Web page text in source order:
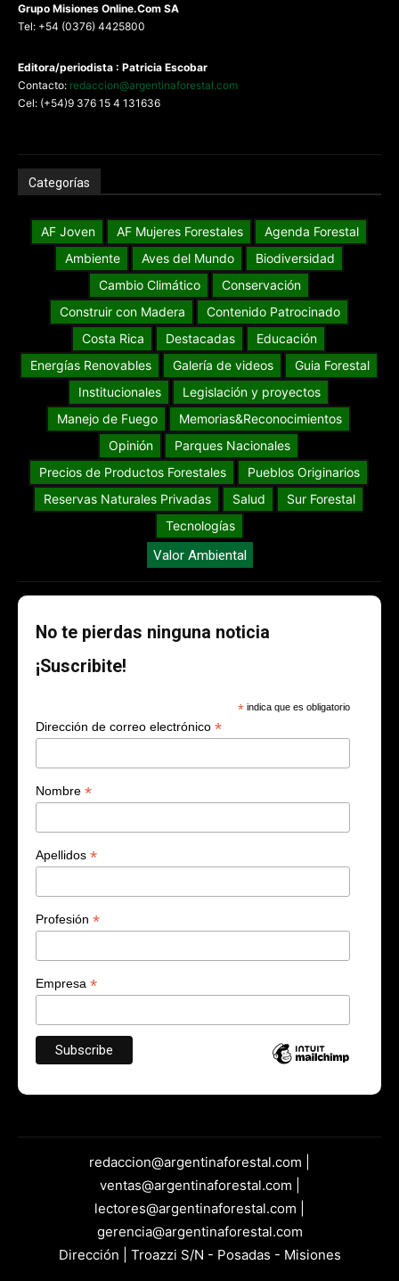
Grupo Misiones Online.Com SA
Tel: +54 (0376) 4425800
Editora/periodista : Patricia Escobar
Contacto: redaccion@argentinaforestal.com
Cel: (+54)9 376 15 4 131636
Categorías
AF Joven AF Mujeres Forestales
Agenda Forestal
Ambiente
Aves del Mundo
Biodiversidad
Cambio Climático
Conservación
Construir con Madera
Contenido Patrocinado
Costa Rica
Destacadas
Educación
Energías Renovables
Galería de videos
Guia Forestal
Institucionales
Legislación y proyectos
Manejo de Fuego
Memorias&Reconocimientos
Opinión
Parques Nacionales
Precios de Productos Forestales
Pueblos Originarios
Reservas Naturales Privadas
Salud
Sur Forestal
Tecnologías
Valor Ambiental
No te pierdas ninguna noticia
¡Suscribite!
* indica que es obligatorio
Dirección de correo electrónico *
Nombre *
Apellidos *
Profesión *
Empresa *
redaccion@argentinaforestal.com |
ventas@argentinaforestal.com |
lectores@argentinaforestal.com |
gerencia@argentinaforestal.com
Dirección | Troazzi S/N - Posadas - Misiones